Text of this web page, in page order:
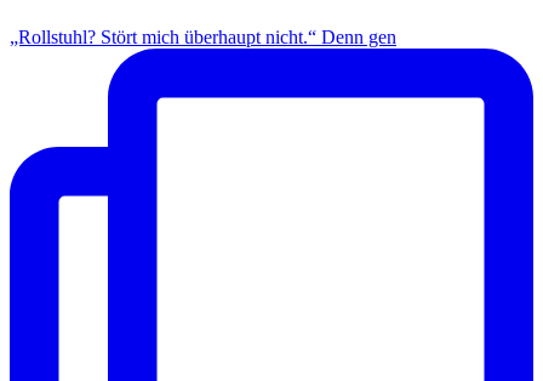
„Rollstuhl? Stört mich überhaupt nicht.“ Denn gen